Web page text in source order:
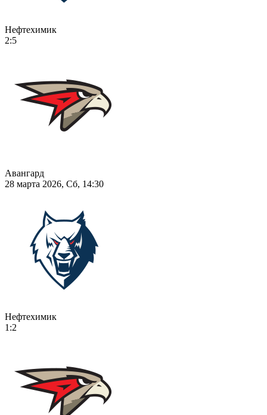
Нефтехимик
2:5
Авангард
28 марта 2026, Сб, 14:30
Нефтехимик
1:2